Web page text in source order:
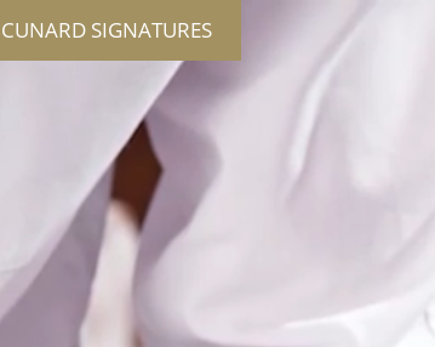
CUNARD SIGNATURES